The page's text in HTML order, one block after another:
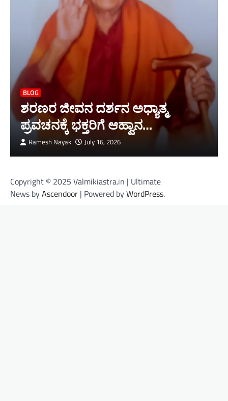
BLOG
ಶರಣರ ಜೀವನ ದರ್ಶನ ಅಧ್ಯಾತ್ಮ
ಪ್ರವಚನಕ್ಕೆ ಭಕ್ತರಿಗೆ ಆಹ್ವಾನ…
Ramesh Nayak July 16, 2026
Copyright © 2025 Valmikiastra.in | Ultimate
News byAscendoor | Powered byWordPress.